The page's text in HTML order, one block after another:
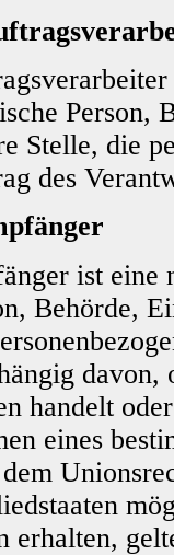
Person,
Stelle, die
des
ist eine
Behörde,
davon,
handelt
eines
erhalten,